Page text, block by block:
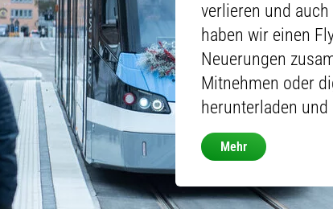
verlieren und
haben wir einen
Neuerungen
Mitnehmen oder
herunterladen
Mehr